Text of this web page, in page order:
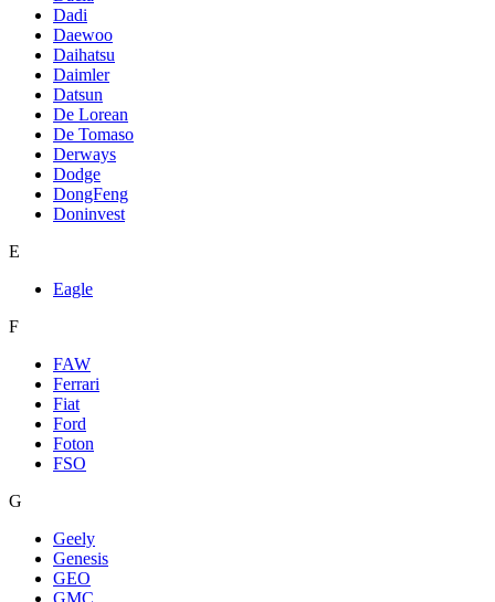
Dadi
Daewoo
Daihatsu
Daimler
Datsun
De Lorean
De Tomaso
Derways
Dodge
DongFeng
Doninvest
E
Eagle
F
FAW
Ferrari
Fiat
Ford
Foton
FSO
G
Geely
Genesis
GEO